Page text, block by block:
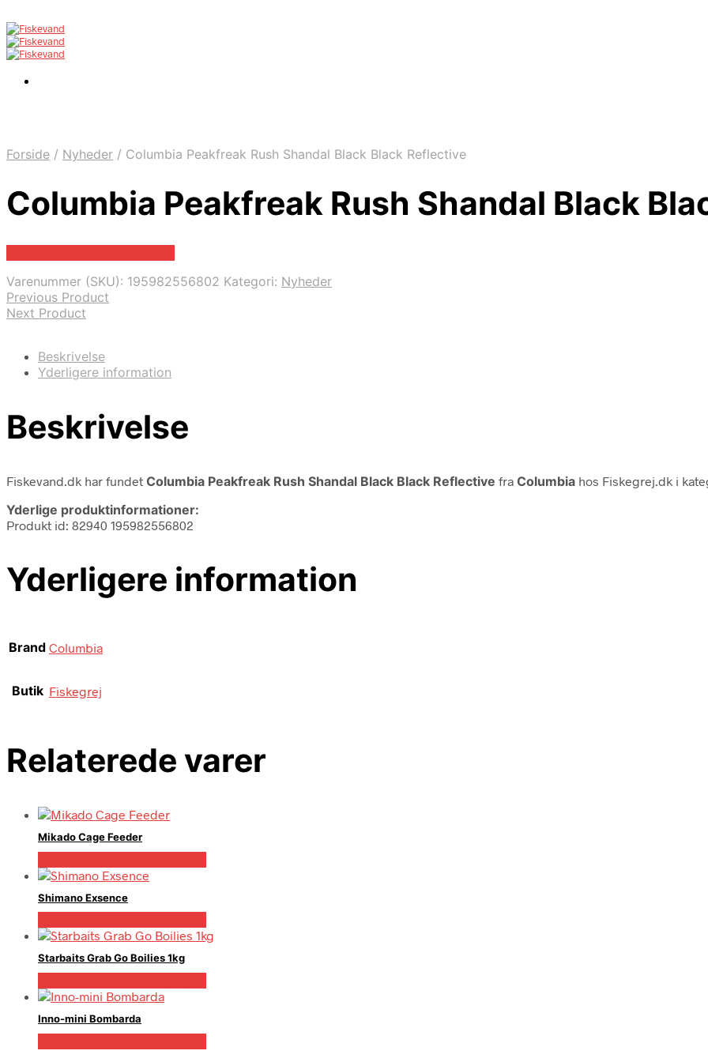
Forside / Nyheder / Columbia Peakfreak Rush Shandal Black Black Reflective
Columbia Peakfreak Rush Shandal Black
Varenummer (SKU): 195982556802 Kategori: Nyheder
Previous Product
Next Product
Beskrivelse
Yderligere information
Beskrivelse
Fiskevand.dk har fundet Columbia Peakfreak Rush Shandal Black Black Reflective fra Columbia hos Fiskegrej.dk i
Yderlige produktinformationer:
Produkt id: 82940 195982556802
Yderligere information
Brand Columbia
Butik Fiskegrej
Relaterede varer
Mikado Cage Feeder
Shimano Exsence
Starbaits Grab Go Boilies 1kg
Inno-mini Bombarda